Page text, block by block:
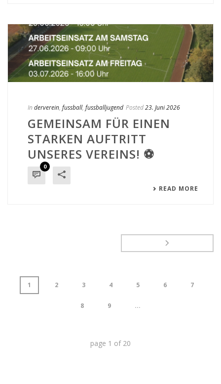
In derverein, fussball, fussballjugend Posted23. Juni 2026
GEMEINSAM FÜR EINEN
STARKEN AUFTRITT
UNSERES VEREINS! ⚽️
0
READ MORE
1 2 3 4 5 6 7
8 9 ...
page 1 of 20